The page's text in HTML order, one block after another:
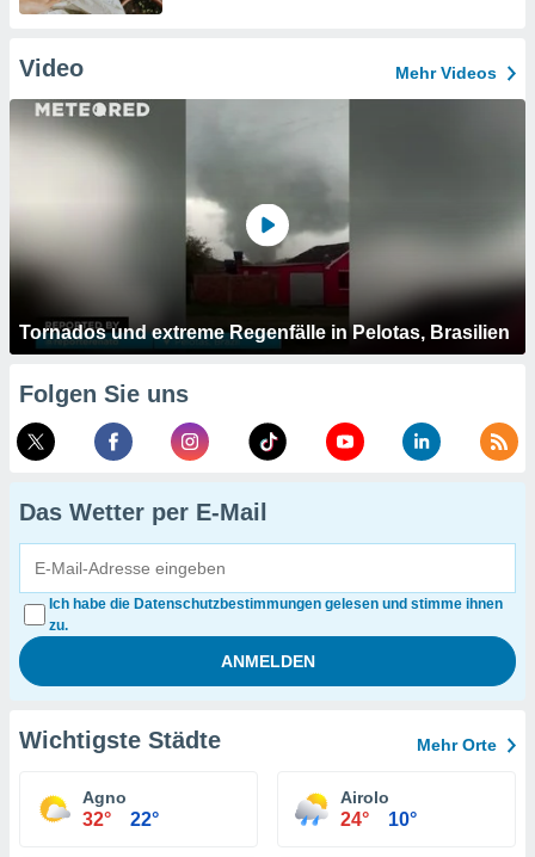
Video Mehr Videos
Tornados und extreme Regenfälle in Pelotas, Brasilien
Folgen Sie uns
Das Wetter per E-Mail
Ich habe die Datenschutzbestimmungen gelesen und stimme ihnen
zu.
Wichtigste Städte Mehr Orte
Agno
32° 22°
Airolo
24° 10°